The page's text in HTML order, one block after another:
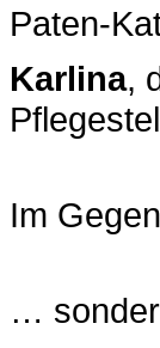
Paten-
Karlina,
Im
…